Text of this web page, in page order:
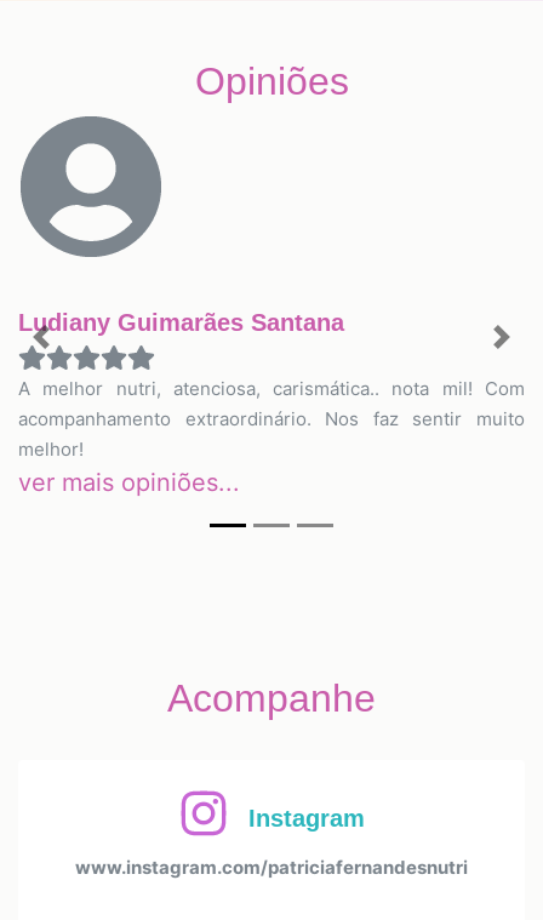
Opiniões
Ludiany Guimarães Santana
A melhor nutri, atenciosa, carismática.. nota mil! Com
acompanhamento extraordinário. Nos faz sentir muito
melhor!
ver mais opiniões...
Previous Next
Acompanhe
Instagram
www.instagram.com/patriciafernandesnutri